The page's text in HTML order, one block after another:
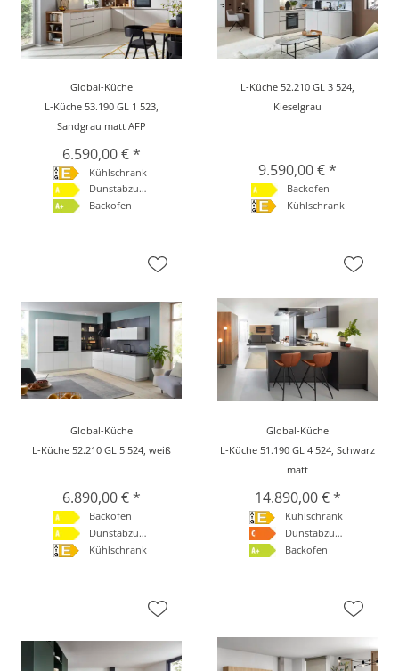
Global-Küche
L-Küche 53.190 GL 1 523,
Sandgrau matt AFP
6.590,00 € *
Kühlschrank
Dunstabzugshaube
Backofen
L-Küche 52.210 GL 3 524,
Kieselgrau
9.590,00 € *
Backofen
Kühlschrank
Global-Küche
L-Küche 52.210 GL 5 524, weiß
6.890,00 € *
Backofen
Dunstabzugshaube
Kühlschrank
Global-Küche
L-Küche 51.190 GL 4 524, Schwarz
matt
14.890,00 € *
Kühlschrank
Dunstabzugshaube
Backofen